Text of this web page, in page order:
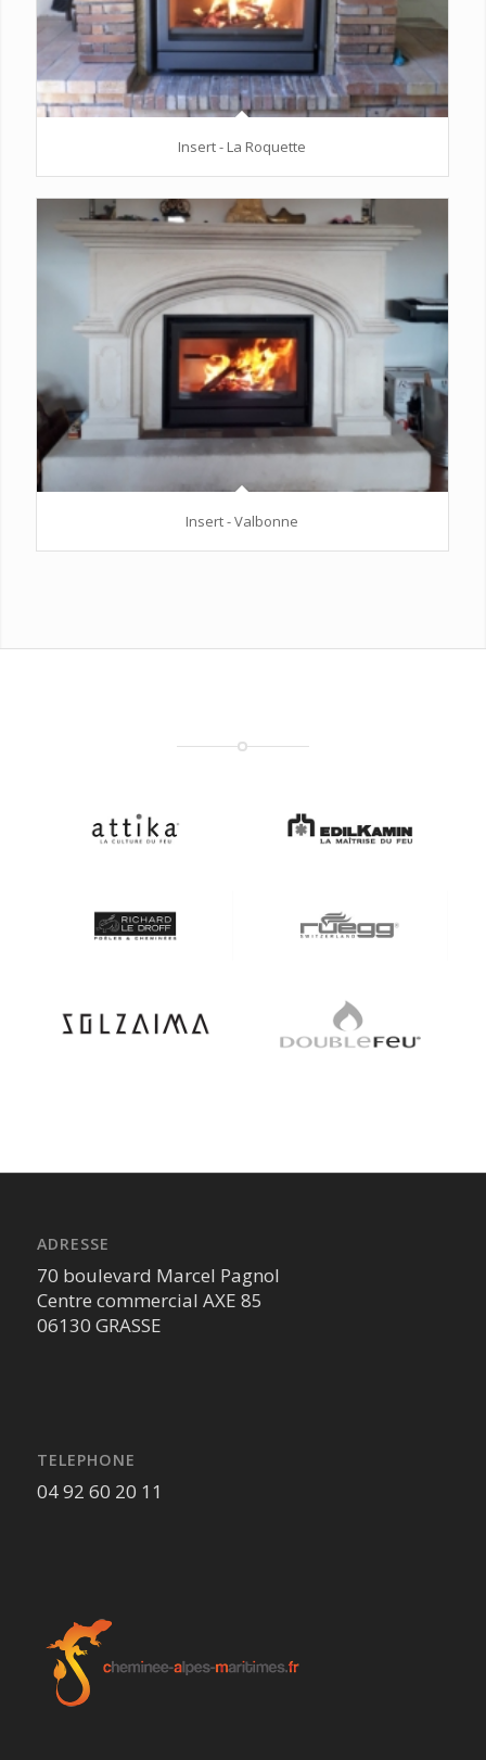
Insert - La Roquette
Insert - Valbonne
ADRESSE
70 boulevard Marcel Pagnol
Centre commercial AXE 85
06130 GRASSE
TELEPHONE
04 92 60 20 11